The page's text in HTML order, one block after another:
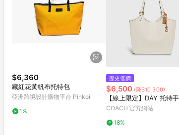
$6,360
藏紅花黃帆布托特包
亞洲跨境設計購物平台 Pinkoi
1%
歷史低價
$6,500 (降$10,300)
【線上限定】DAY 托特
COACH 官方網站
18%